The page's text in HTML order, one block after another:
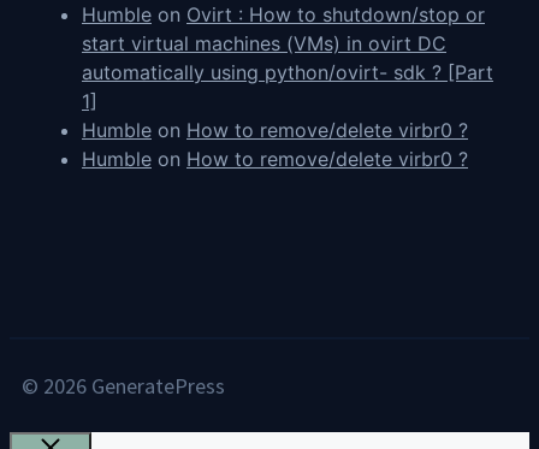
Humble on Ovirt : How to shutdown/stop or
start virtual machines (VMs) in ovirt DC
automatically using python/ovirt- sdk ? [Part
1]
Humble on How to remove/delete virbr0 ?
Humble on How to remove/delete virbr0 ?
© 2026 GeneratePress